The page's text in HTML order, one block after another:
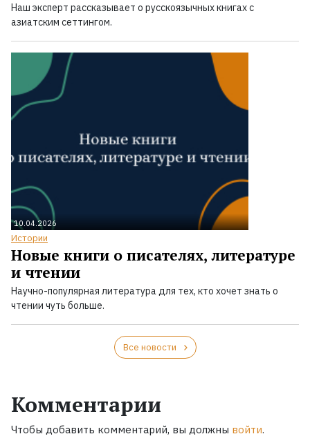
Наш эксперт рассказывает о русскоязычных книгах с
азиатским сеттингом.
10.04.2026
Истории
Новые книги о писателях, литературе
и чтении
Научно-популярная литература для тех, кто хочет знать о
чтении чуть больше.
Все новости
Комментарии
Чтобы добавить комментарий, вы должны войти.